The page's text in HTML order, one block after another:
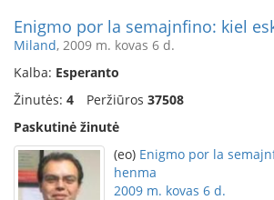
Enigmo por la semajnfino: kiel
Miland, 2009 m. kovas 6 d.
Kalba: Esperanto
Žinutės: 4 Peržiūros 37508
Paskutinė žinutė
(eo) Enigmo por la
henma
2009 m. kovas 6 d.